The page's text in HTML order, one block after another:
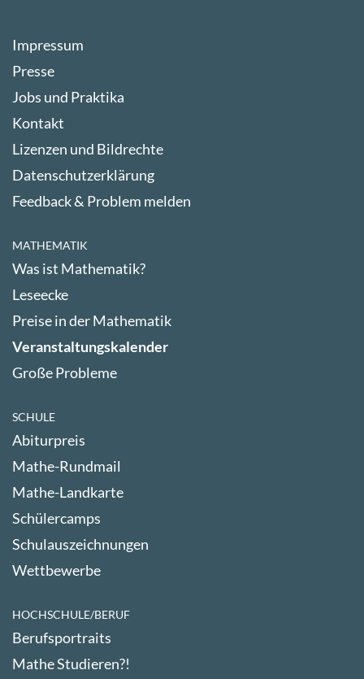
Impressum
Presse
Jobs und Praktika
Kontakt
Lizenzen und Bildrechte
Datenschutzerklärung
Feedback & Problem melden
MATHEMATIK
Was ist Mathematik?
Leseecke
Preise in der Mathematik
Veranstaltungskalender
Große Probleme
SCHULE
Abiturpreis
Mathe-Rundmail
Mathe-Landkarte
Schülercamps
Schulauszeichnungen
Wettbewerbe
HOCHSCHULE/BERUF
Berufsportraits
Mathe Studieren?!